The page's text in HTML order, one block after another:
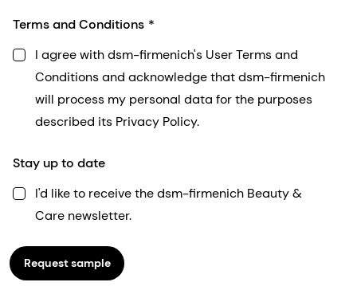
Terms and Conditions
I agree with dsm-firmenich's User Terms and
Conditions and acknowledge that dsm-firmenich
will process my personal data for the purposes
described its Privacy Policy.
Stay up to date
I'd like to receive the dsm-firmenich Beauty &
Care newsletter.
Request sample